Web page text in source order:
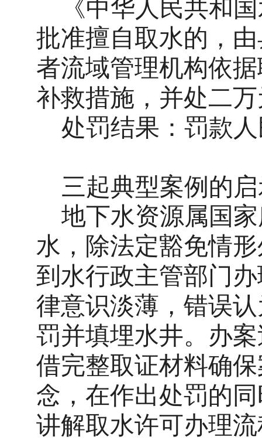
《中华人民共和
批准擅自取水的，
者流域管理机构依
补救措施，并处二
处罚结果： 罚款
三起典型案例的
地下水资源属国
水，除法定豁免情
到水行政主管部门
律意识淡薄，错误
罚并填埋水井。 办
借完整取证材料确
念，在作出处罚的
讲解取水许可办理